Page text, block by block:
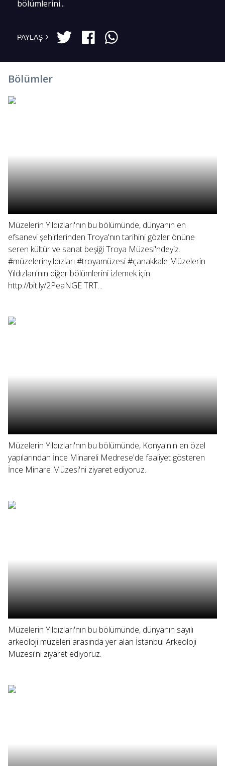
bölümlerini...
PAYLAŞ
Bölümler
Müzelerin Yıldızları'nın bu bölümünde, dünyanın en
efsanevi şehirlerinden Troya'nın tarihini gözler önüne
seren kültür ve sanat beşiği Troya Müzesi'ndeyiz.
#müzelerinyıldızları #troyamüzesi #çanakkale Müzelerin
Yıldızları'nın diğer bölümlerini izlemek için:
http://bit.ly/2PeaNGE TRT...
Müzelerin Yıldızları'nın bu bölümünde, Konya'nın en özel
yapılarından İnce Minareli Medrese'de faaliyet gösteren
İnce Minare Müzesi'ni ziyaret ediyoruz.
Müzelerin Yıldızları'nın bu bölümünde, dünyanın sayılı
arkeoloji müzeleri arasında yer alan İstanbul Arkeoloji
Müzesi'ni ziyaret ediyoruz.